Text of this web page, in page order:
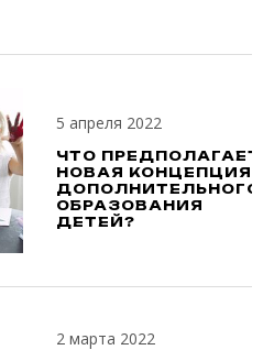
5 апреля 2022
ЧТО ПРЕДПОЛАГАЕТ
НОВАЯ КОНЦЕПЦИЯ
ДОПОЛНИТЕЛЬНОГО
ОБРАЗОВАНИЯ
ДЕТЕЙ?
2 марта 2022